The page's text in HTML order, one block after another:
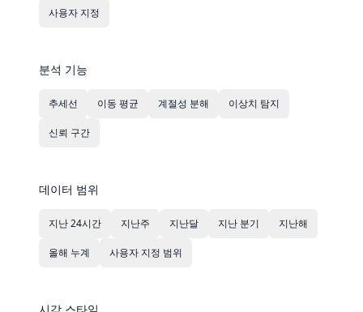
사용자 지정
분석 기능
추세선 이동 평균 계절성 분해 이상치 탐지
신뢰 구간
데이터 범위
지난 24시간 지난주 지난달 지난 분기 지난해
올해 누계 사용자 지정 범위